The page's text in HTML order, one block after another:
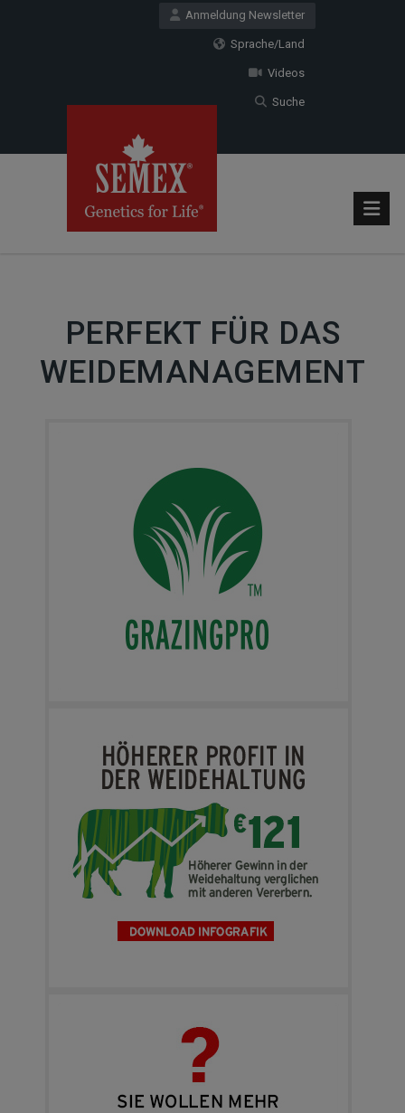
Anmeldung Newsletter
Sprache/Land
Videos
Suche
PERFEKT FÜR DAS
WEIDEMANAGEMENT